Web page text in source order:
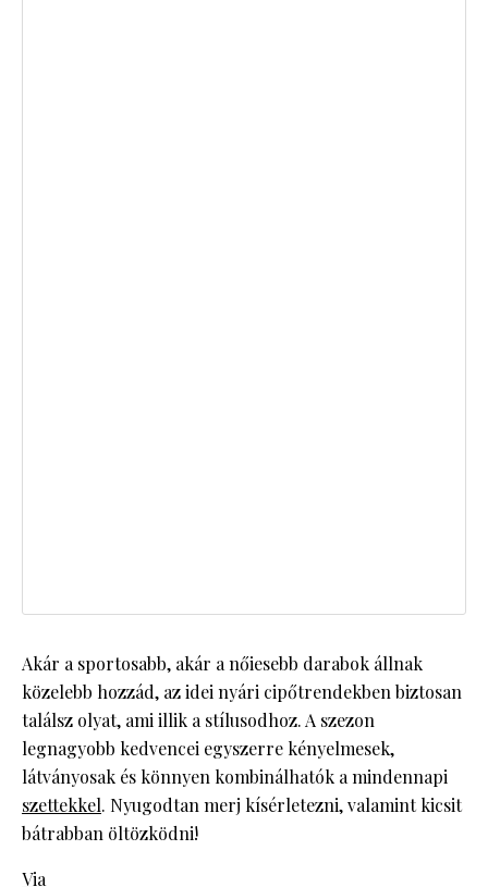
Akár a sportosabb, akár a nőiesebb darabok állnak
közelebb hozzád, az idei nyári cipőtrendekben biztosan
találsz olyat, ami illik a stílusodhoz. A szezon
legnagyobb kedvencei egyszerre kényelmesek,
látványosak és könnyen kombinálhatók a mindennapi
szettekkel. Nyugodtan merj kísérletezni, valamint kicsit
bátrabban öltözködni!
Via